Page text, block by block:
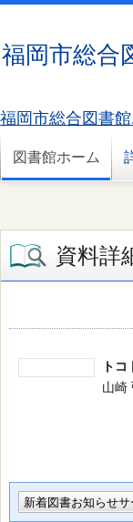
福岡市総合
福岡市総合図書
図書館ホーム
資料詳
ト
山崎
新着図書お知らせサ